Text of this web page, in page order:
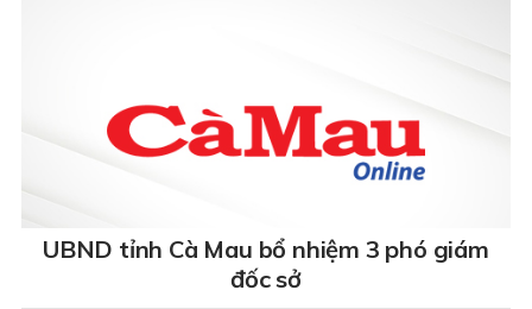
UBND tỉnh Cà Mau bổ nhiệm 3 phó giám
đốc sở